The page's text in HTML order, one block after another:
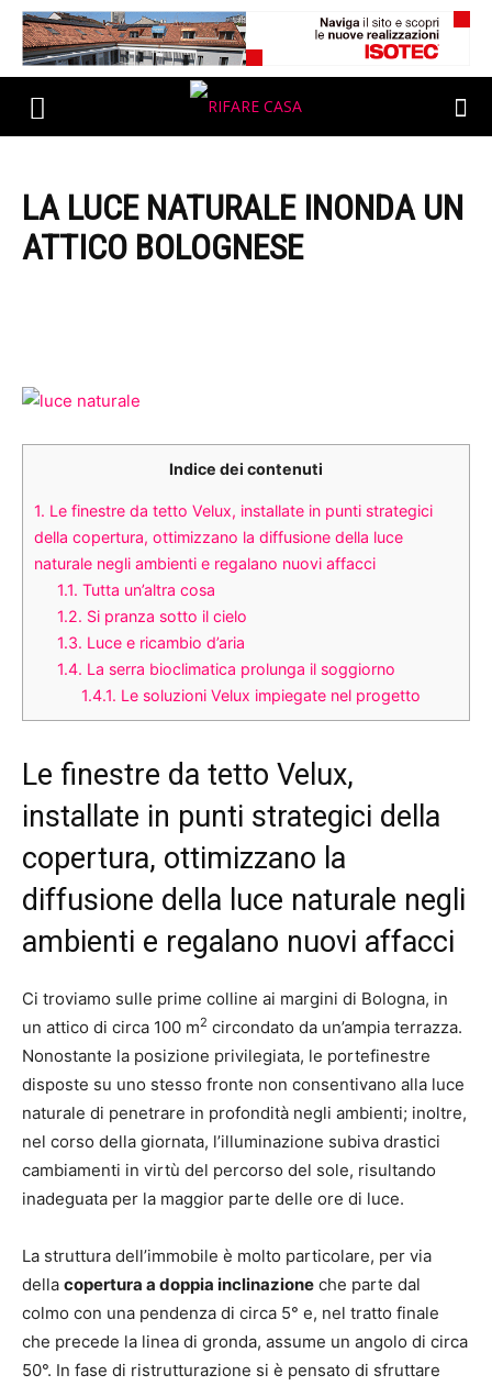
LA LUCE NATURALE INONDA UN
ATTICO BOLOGNESE
Indice dei contenuti
1. Le finestre da tetto Velux, installate in punti strategici
della copertura, ottimizzano la diffusione della luce
naturale negli ambienti e regalano nuovi affacci
1.1. Tutta un’altra cosa
1.2. Si pranza sotto il cielo
1.3. Luce e ricambio d’aria
1.4. La serra bioclimatica prolunga il soggiorno
1.4.1. Le soluzioni Velux impiegate nel progetto
Le finestre da tetto Velux,
installate in punti strategici della
copertura, ottimizzano la
diffusione della luce naturale negli
ambienti e regalano nuovi affacci
Ci troviamo sulle prime colline ai margini di Bologna, in
un attico di circa 100 m2 circondato da un’ampia terrazza.
Nonostante la posizione privilegiata, le portefinestre
disposte su uno stesso fronte non consentivano alla luce
naturale di penetrare in profondità negli ambienti; inoltre,
nel corso della giornata, l’illuminazione subiva drastici
cambiamenti in virtù del percorso del sole, risultando
inadeguata per la maggior parte delle ore di luce.
La struttura dell’immobile è molto particolare, per via
della copertura a doppia inclinazione che parte dal
colmo con una pendenza di circa 5° e, nel tratto finale
che precede la linea di gronda, assume un angolo di circa
50°. In fase di ristrutturazione si è pensato di sfruttare